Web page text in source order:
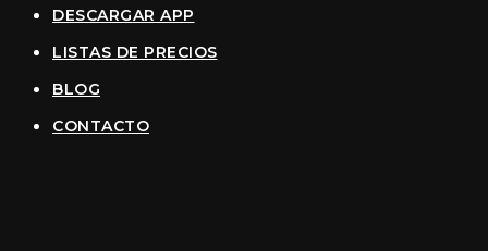
DESCARGAR APP
LISTAS DE PRECIOS
BLOG
CONTACTO